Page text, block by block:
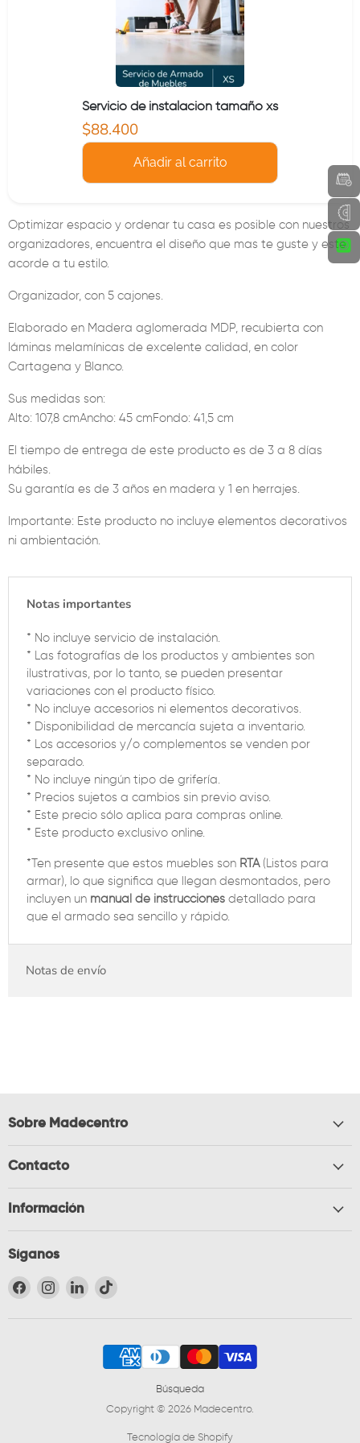
Servicio de instalación tamaño xs
Precio actual
$88.400
Añadir al carrito
Optimizar espacio y ordenar tu casa es posible con nuestros
organizadores, encuentra el diseño que mas te guste y este
acorde a tu estilo.
Organizador, con 5 cajones.
Elaborado en Madera aglomerada MDP, recubierta con
láminas melamínicas de excelente calidad, en color
Cartagena y Blanco.
Sus medidas son:
Alto: 107,8 cmAncho: 45 cmFondo: 41,5 cm
El tiempo de entrega de este producto es de 3 a 8 días
hábiles.
Su garantía es de 3 años en madera y 1 en herrajes.
Importante: Este producto no incluye elementos decorativos
ni ambientación.
Notas importantes
* No incluye servicio de instalación.
* Las fotografías de los productos y ambientes son
ilustrativas, por lo tanto, se pueden presentar
variaciones con el producto físico.
* No incluye accesorios ni elementos decorativos.
* Disponibilidad de mercancía sujeta a inventario.
* Los accesorios y/o complementos se venden por
separado.
* No incluye ningún tipo de grifería.
* Precios sujetos a cambios sin previo aviso.
* Este precio sólo aplica para compras online.
* Este producto exclusivo online.
*Ten presente que estos muebles son RTA(Listos para
armar), lo que significa que llegan desmontados, pero
incluyen un manual de instruccionesdetallado para
que el armado sea sencillo y rápido.
Notas de envío
Sobre Madecentro
Contacto
Información
Síganos
Encuéntrenos en Facebook
Encuéntrenos en Instagram
Encuéntrenos en LinkedIn
Encuéntrenos en TikTok
Búsqueda
Copyright © 2026 Madecentro.
Tecnología de Shopify